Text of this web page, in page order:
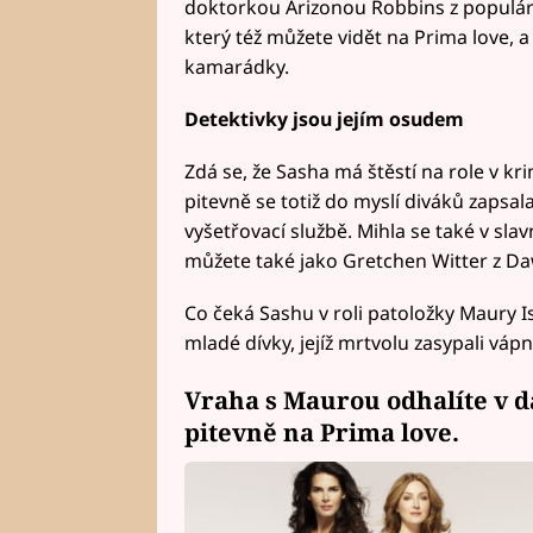
doktorkou Arizonou Robbins z
který též můžete vidět na Prima love,
kamarádky.
Detektivky jsou jejím osudem
Zdá se, že Sasha má štěstí na role v
pitevně se totiž do myslí diváků
vyšetřovací službě. Mihla se také v
můžete také jako Gretchen Witter z
Co čeká Sashu v roli patoložky Maury
mladé dívky, jejíž mrtvolu zasypali
Vraha s Maurou odhalíte v
pitevně na Prima love.